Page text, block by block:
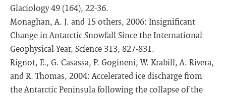
Glaciology 49 (164), 22-36.
Monaghan, A. J. and 15 others, 2006: Insignificant
Change in Antarctic Snowfall Since the International
Geophysical Year, Science 313, 827-831.
Rignot, E., G. Casassa, P. Gogineni, W. Krabill, A. Rivera,
and R. Thomas, 2004: Accelerated ice discharge from
the Antarctic Peninsula following the collapse of the